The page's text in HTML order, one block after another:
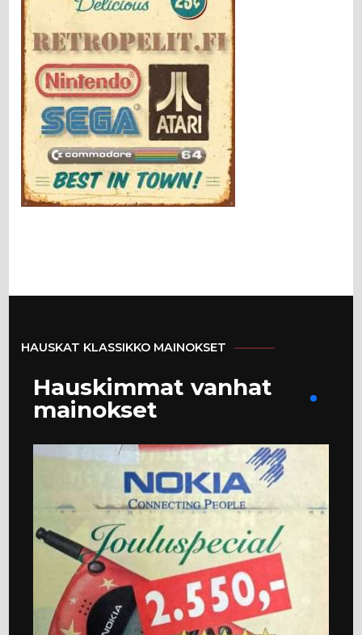
HAUSKAT KLASSIKKO MAINOKSET
Hauskimmat vanhat
mainokset